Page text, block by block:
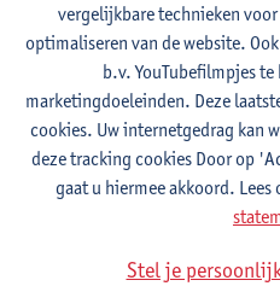
Module1: Aansprakelijkheid
1E SEM
3
studiepunten
Lesgever(s):
Dimitri Verhoeven
Module 2: Schade en
1E SEM
3studiepunten
Victor
Module 3: Bijzondere
vergelijkbare technieken
optimaliseren van de website.
b.v. YouTubefilmpjes
marketingdoeleinden. Deze
cookies. Uw internetgedrag kan
deze tracking cookies Door op
gaat u hiermee akkoord. Lees
Stel je